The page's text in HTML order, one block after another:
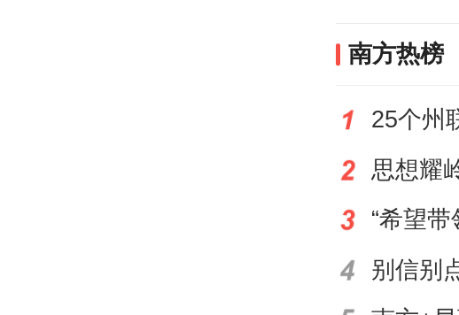
众擎T800
操作能力
本届CES
强调 AI
个主题恰
南方热榜